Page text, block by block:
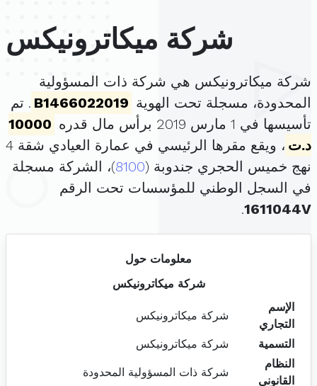
شركة ميكاترونيكس
شركة ميكاترونيكس هي شركة ذات المسؤولية
المحدودة، مسجلة تحت الهوية B1466022019 . تم
تأسيسها في 1 مارس 2019 برأس مال قدره
10000
د.ت
، ويقع مقرها الرئيسي في عمارة العيادي شقة 4
نهج خميس الحجري جندوبة (8100)، الشركة مسجلة
في السجل الوطني للمؤسسات تحت الرقم
1611044V
.
معلومات حول
شركة ميكاترونيكس
الإسم
التجاري
شركة ميكاترونيكس
التسمية
شركة ميكاترونيكس
النظام
القانوني
شركة ذات المسؤولية المحدودة